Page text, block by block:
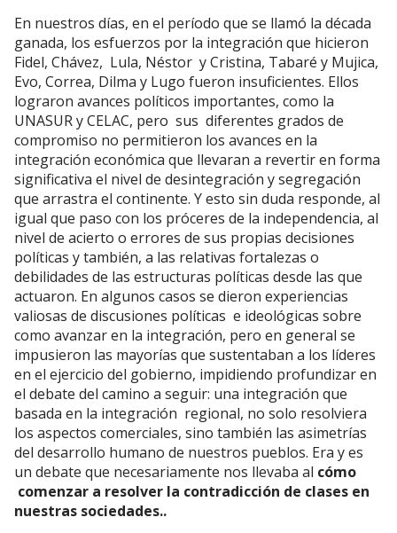
En nuestros días, en el período que se llamó la década
ganada, los esfuerzos por la integración que hicieron
Fidel, Chávez, Lula, Néstor y Cristina, Tabaré y Mujica,
Evo, Correa, Dilma y Lugo fueron insuficientes. Ellos
lograron avances políticos importantes, como la
UNASUR y CELAC, pero sus diferentes grados de
compromiso no permitieron los avances en la
integración económica que llevaran a revertir en forma
significativa el nivel de desintegración y segregación
que arrastra el continente. Y esto sin duda responde, al
igual que paso con los próceres de la independencia, al
nivel de acierto o errores de sus propias decisiones
políticas y también, a las relativas fortalezas o
debilidades de las estructuras políticas desde las que
actuaron. En algunos casos se dieron experiencias
valiosas de discusiones políticas e ideológicas sobre
como avanzar en la integración, pero en general se
impusieron las mayorías que sustentaban a los líderes
en el ejercicio del gobierno, impidiendo profundizar en
el debate del camino a seguir: una integración que
basada en la integración regional, no solo resolviera
los aspectos comerciales, sino también las asimetrías
del desarrollo humano de nuestros pueblos. Era y es
un debate que necesariamente nos llevaba al cómo
comenzar a resolver la contradicción de clases en
nuestras sociedades..